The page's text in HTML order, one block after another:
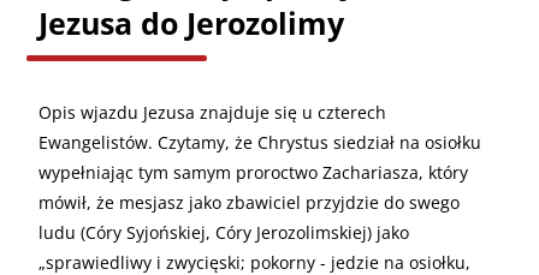
Jezusa do Jerozolimy
Opis wjazdu Jezusa znajduje się u czterech
Ewangelistów. Czytamy, że Chrystus siedział na osiołku
wypełniając tym samym proroctwo Zachariasza, który
mówił, że mesjasz jako zbawiciel przyjdzie do swego
ludu (Córy Syjońskiej, Córy Jerozolimskiej) jako
„sprawiedliwy i zwycięski; pokorny - jedzie na osiołku,